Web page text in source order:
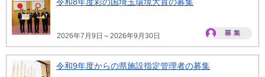
2026年7月9日～2026年9月30日
令和9年度からの県施設指定管理者の募集